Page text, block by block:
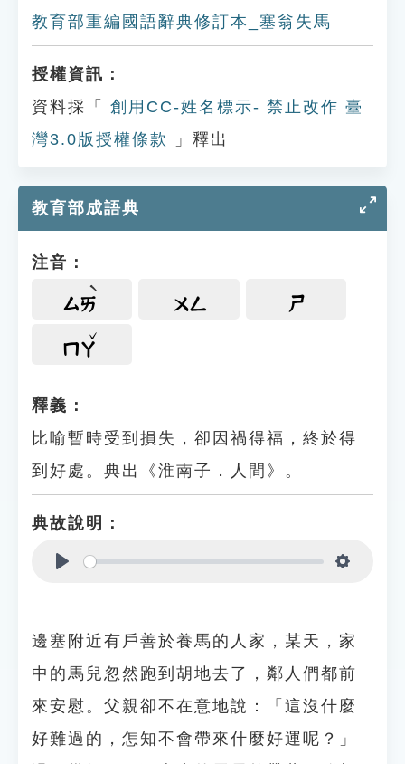
教育部重編國語辭典修訂本_塞翁失馬
授權資訊：
資料採「
創用CC-姓名標示- 禁止改作 臺
灣3.0版授權條款
」釋出
教育部成語典
注音：
ㄙㄞ ㄨㄥ ㄕ
ㄇㄚ
釋義：
比喻暫時受到損失，卻因禍得福，終於得
到好處。典出《淮南子．人間》。
典故說明：
邊塞附近有戶善於養馬的人家，某天，家
中的馬兒忽然跑到胡地去了，鄰人們都前
來安慰。父親卻不在意地說：「這沒什麼
好難過的，怎知不會帶來什麼好運呢？」